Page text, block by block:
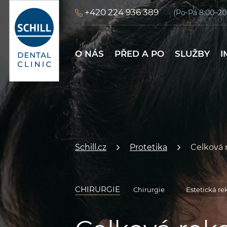
+420 224 936 389 (Po-Pá
O NÁS PŘED A PO SLUŽBY
Schill.cz Protetika Celková
CHIRURGIE Chirurgie Estetická
O NÁS PŘED A PO SLUŽBY